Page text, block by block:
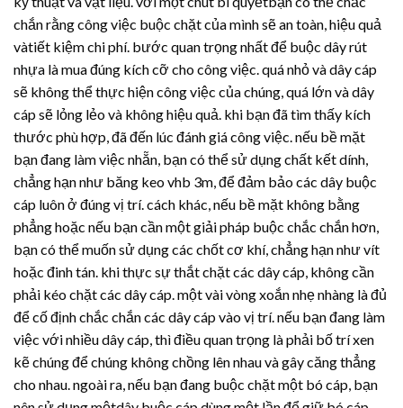
chắn rằng công việc buộc chặt của mình sẽ an toàn, hiệu quả
vàtiết kiệm chi phí. bước quan trọng nhất để buộc dây rút
nhựa là mua đúng kích cỡ cho công việc. quá nhỏ và dây cáp
sẽ không thể thực hiện công việc của chúng, quá lớn và dây
cáp sẽ lỏng lẻo và không hiệu quả. khi bạn đã tìm thấy kích
thước phù hợp, đã đến lúc đánh giá công việc. nếu bề mặt
bạn đang làm việc nhẵn, bạn có thể sử dụng chất kết dính,
chẳng hạn như băng keo vhb 3m, để đảm bảo các dây buộc
cáp luôn ở đúng vị trí. cách khác, nếu bề mặt không bằng
phẳng hoặc nếu bạn cần một giải pháp buộc chắc chắn hơn,
bạn có thể muốn sử dụng các chốt cơ khí, chẳng hạn như vít
hoặc đinh tán. khi thực sự thắt chặt các dây cáp, không cần
phải kéo chặt các dây cáp. một vài vòng xoắn nhẹ nhàng là đủ
để cố định chắc chắn các dây cáp vào vị trí. nếu bạn đang làm
việc với nhiều dây cáp, thì điều quan trọng là phải bố trí xen
kẽ chúng để chúng không chồng lên nhau và gây căng thẳng
cho nhau. ngoài ra, nếu bạn đang buộc chặt một bó cáp, bạn